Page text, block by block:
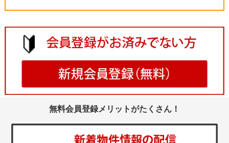
無料会員登録メリットがたくさん！